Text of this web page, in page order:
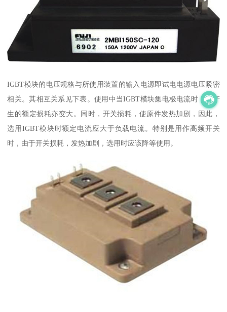
IGBT模块的电压规格与所使用装置的输入电源即试电电源电压紧密
相关。其相互关系见下表。使用中当IGBT模块集电极电流时，所产
生的额定损耗亦变大。同时，开关损耗，使原件发热加剧，因此，
选用IGBT模块时额定电流应大于负载电流。特别是用作高频开关
时，由于开关损耗，发热加剧，选用时应该降等使用。